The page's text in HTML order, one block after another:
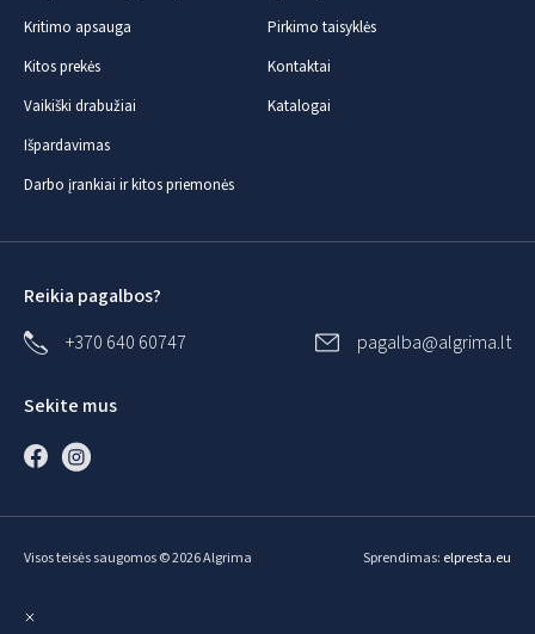
Kritimo apsauga
Kitos prekės
Vaikiški drabužiai
Išpardavimas
Darbo įrankiai ir kitos priemonės
Pirkimo taisyklės
Kontaktai
Katalogai
Reikia pagalbos?
+370 640 60747
pagalba@algrima.lt
Sekite mus
Visos teisės saugomos © 2026 Algrima Sprendimas: elpresta.eu